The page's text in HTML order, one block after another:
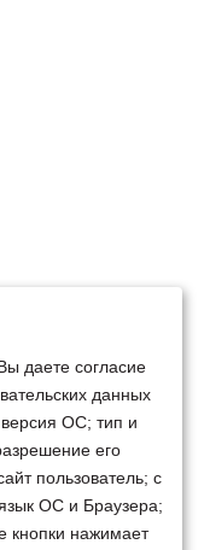
даете согласие
данных
ОС; тип и
его
пользователь; с
ОС и Браузера;
кнопки нажимает